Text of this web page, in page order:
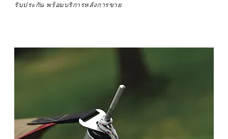
รับประกัน พร้อมบริการหลังการขาย